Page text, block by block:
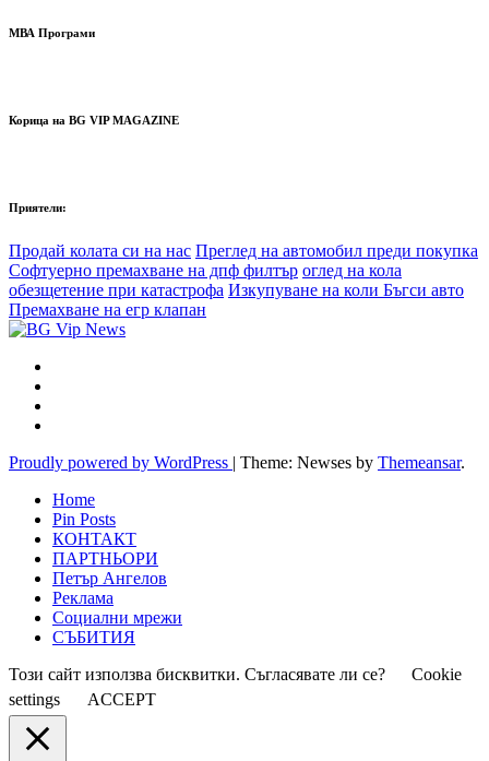
МВА Програми
Корица на BG VIP MAGAZINE
Приятели:
Продай колата си на нас Преглед на автомобил преди покупка
Софтуерно премахване на дпф филтър оглед на кола
обезщетение при катастрофа Изкупуване на коли Бъгси авто
Премахване на егр клапан
Proudly powered by WordPress | Theme: Newses by Themeansar.
Home
Pin Posts
КОНТАКТ
ПАРТНЬОРИ
Петър Ангелов
Реклама
Социални мрежи
СЪБИТИЯ
Този сайт използва бисквитки. Съгласявате ли се?
Cookie
settings
ACCEPT